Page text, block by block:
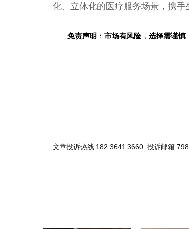
化、立体化的医疗服务场景，携手
免责声明：市场有风险，选择需谨慎
文章投诉热线:182 3641 3660 投诉邮箱